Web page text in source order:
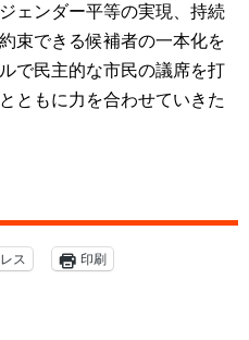
ェンダー平等の実現、持続
束できる候補者の一本化を
で民主的な市民の議席を打
ともに力を合わせていきた
ス 印刷